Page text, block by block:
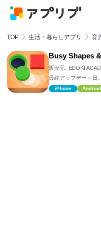
TOP 生活・暮らしアプリ 育
Busy Shapes
販売元: EDOKI
最終アップデート日:
iPhone Android